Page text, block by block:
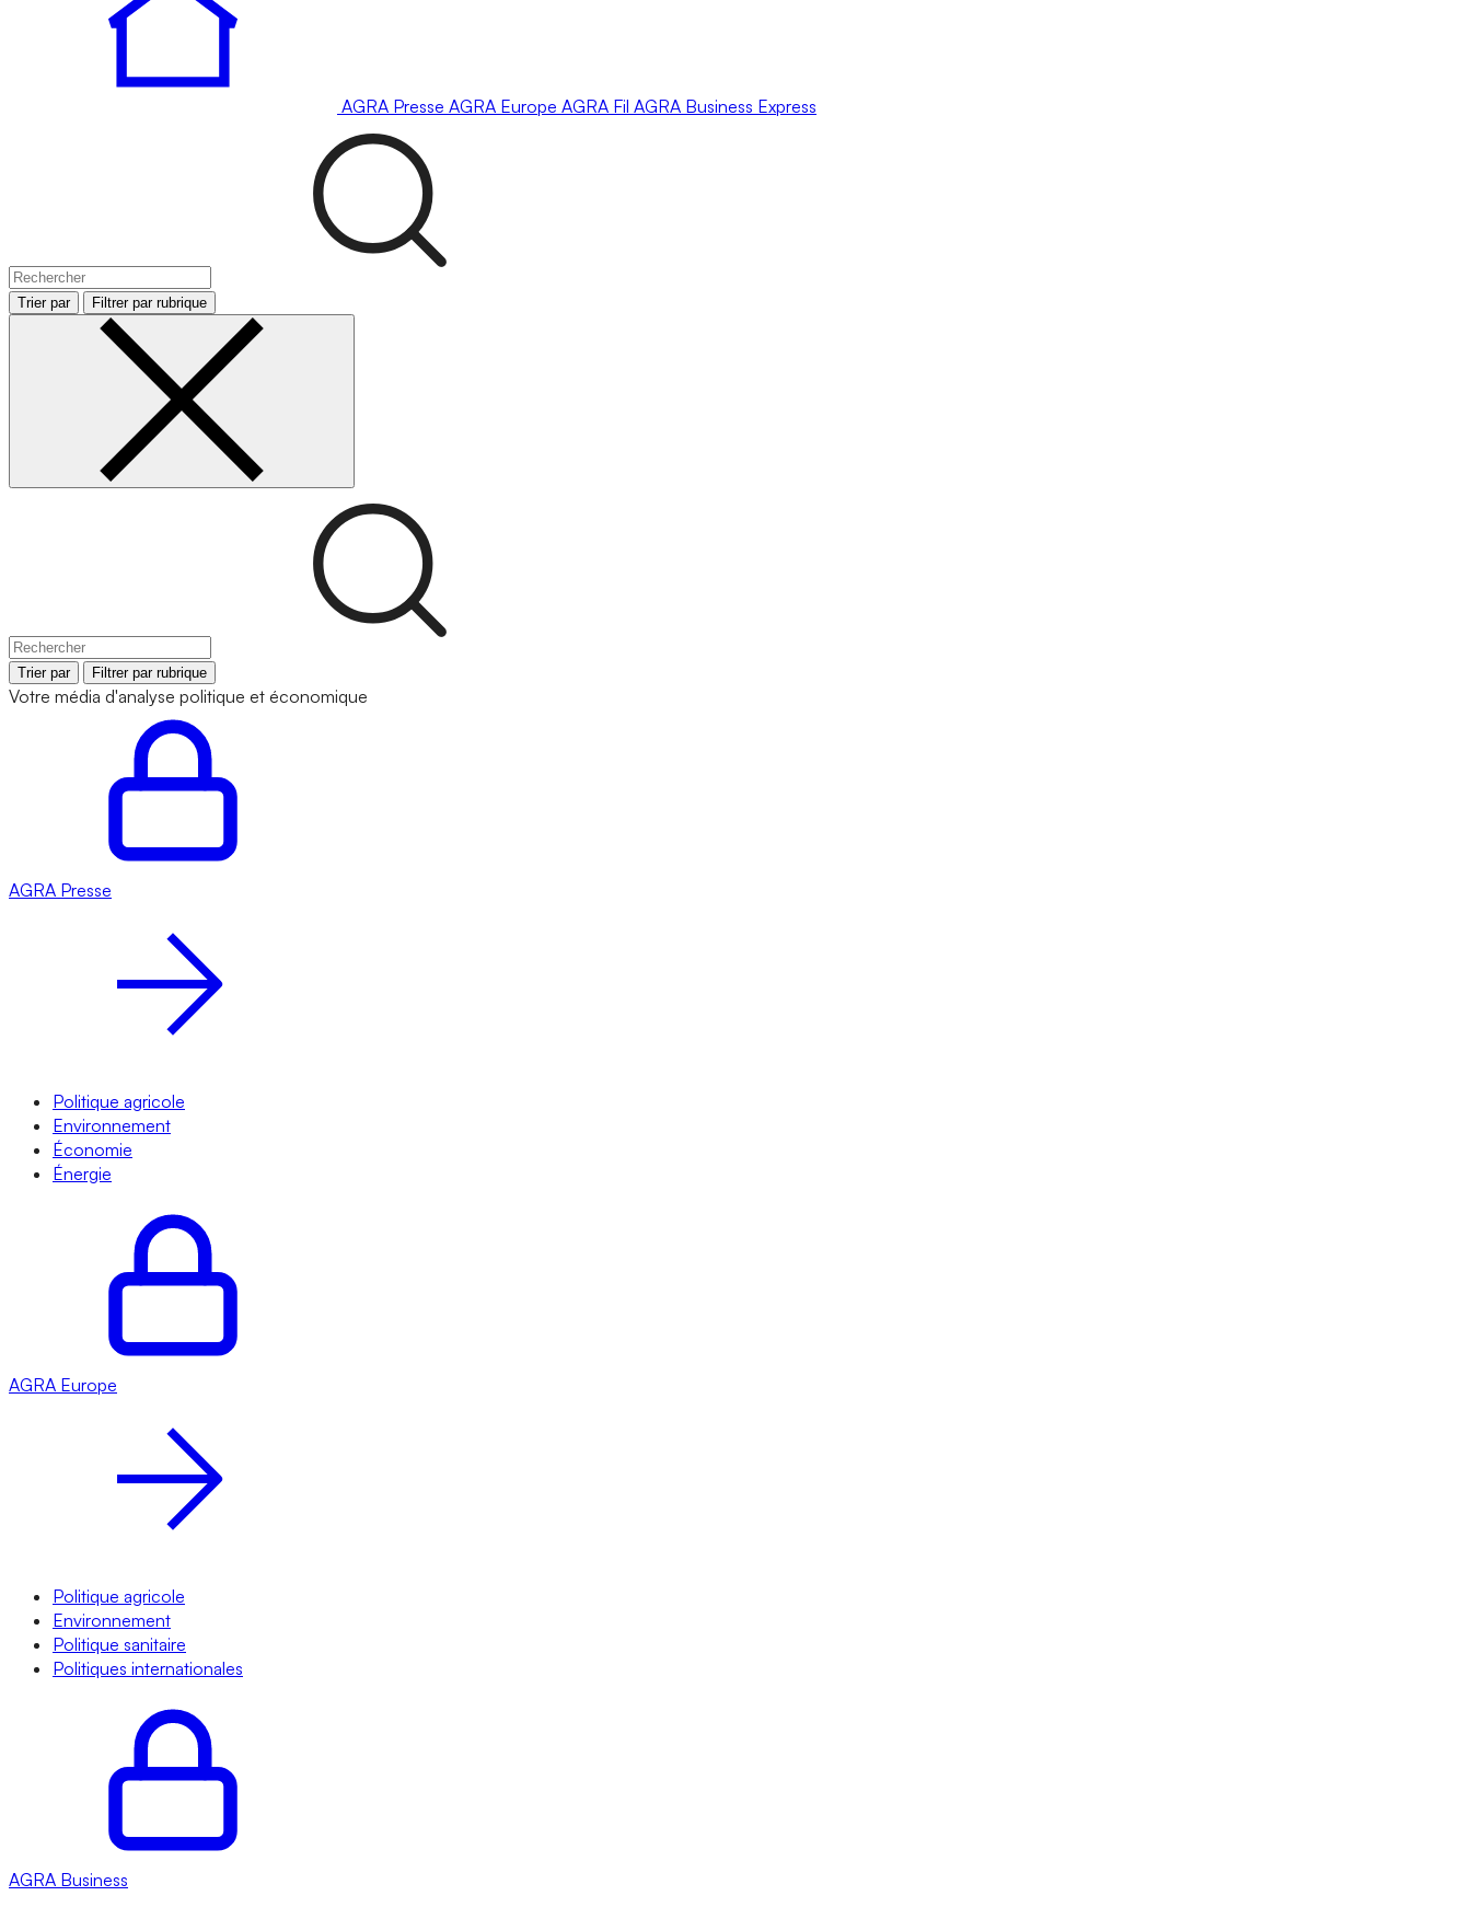
AGRA Presse AGRA Europe AGRA Fil AGRA Business Express
Trier par Filtrer par rubrique
Trier par Filtrer par rubrique
Votre média d'analyse politique et économique
AGRA Presse
Politique agricole
Environnement
Économie
Énergie
AGRA Europe
Politique agricole
Environnement
Politique sanitaire
Politiques internationales
AGRA Business